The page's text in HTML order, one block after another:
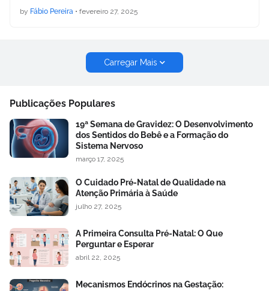
by Fábio Pereira • fevereiro 27, 2025
Carregar Mais
Publicações Populares
19ª Semana de Gravidez: O Desenvolvimento
dos Sentidos do Bebê e a Formação do
Sistema Nervoso
março 17, 2025
O Cuidado Pré-Natal de Qualidade na
Atenção Primária à Saúde
julho 27, 2025
A Primeira Consulta Pré-Natal: O Que
Perguntar e Esperar
abril 22, 2025
Mecanismos Endócrinos na Gestação: